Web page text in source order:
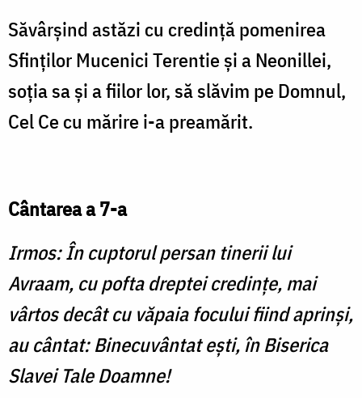
Săvârşind astăzi cu credinţă pomenirea
Sfinţilor Mucenici Terentie şi a Neonillei,
soţia sa şi a fiilor lor, să slăvim pe Domnul,
Cel Ce cu mărire i-a preamărit.
Cântarea a 7-a
Irmos: În cuptorul persan tinerii lui
Avraam, cu pofta dreptei credinţe, mai
vârtos decât cu văpaia focului fiind aprinşi,
au cântat: Binecuvântat eşti, în Biserica
Slavei Tale Doamne!